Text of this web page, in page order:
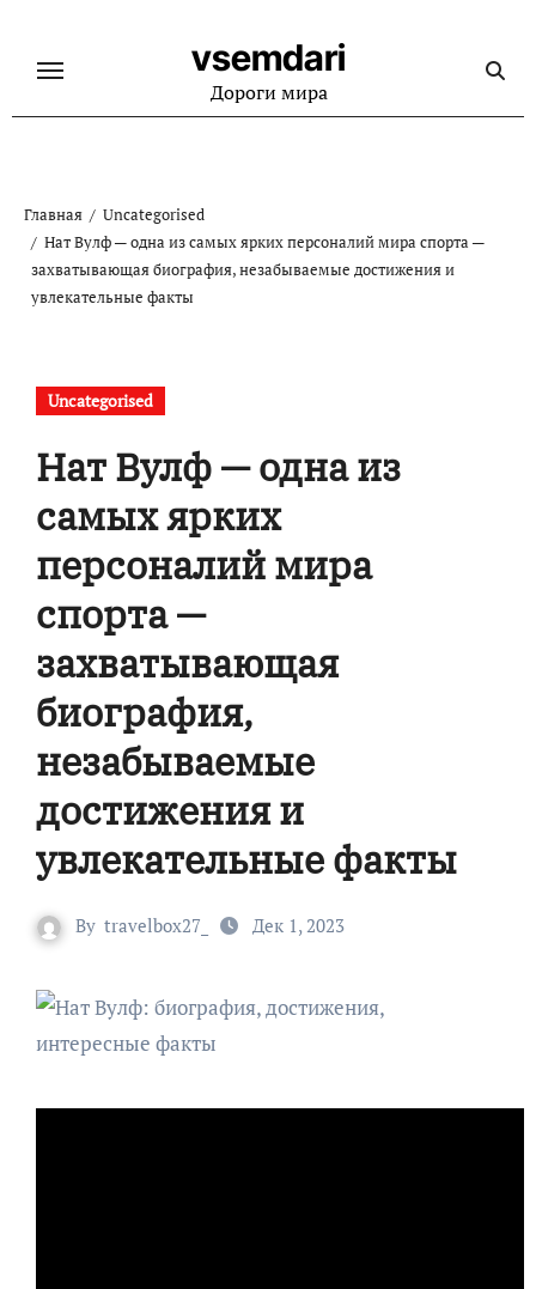
содержанию
vsemdari
Дороги мира
Главная
Uncategorised
Нат Вулф — одна из самых ярких персоналий мира спорта —
захватывающая биография, незабываемые достижения и
увлекательные факты
Uncategorised
Нат Вулф — одна из
самых ярких
персоналий мира
спорта —
захватывающая
биография,
незабываемые
достижения и
увлекательные факты
By travelbox27_ Дек 1, 2023